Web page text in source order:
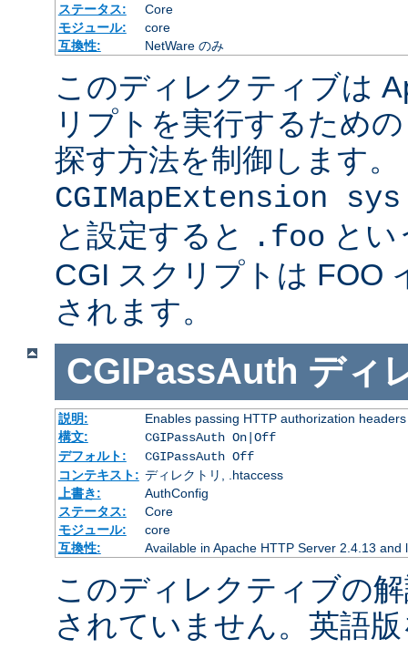
ステータス:
Core
モジュール:
core
互換性:
NetWare のみ
このディレクティブは
リプトを実行するため
探す方法を制御します
CGIMapExtension
と設定すると
.foo と
CGI スクリプトは FOO
されます。
CGIPassAuth ディ
説明:
Enables passing HTTP authorization
構文:
CGIPassAuth On|Off
デフォルト:
CGIPassAuth Off
コンテキスト: ディレクトリ, .htaccess
上書き:
AuthConfig
ステータス:
Core
モジュール:
core
互換性:
Available in Apache HTTP Server 2.4.13 and
このディレクティブの
されていません。英語